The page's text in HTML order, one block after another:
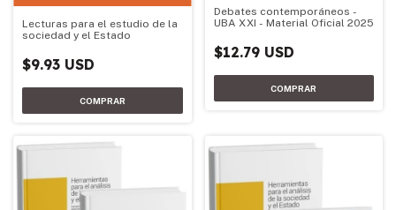
Lecturas para el estudio de la
sociedad y el Estado
$9.93 USD
Debates contemporáneos -
UBA XXI - Material Oficial 2025
$12.79 USD